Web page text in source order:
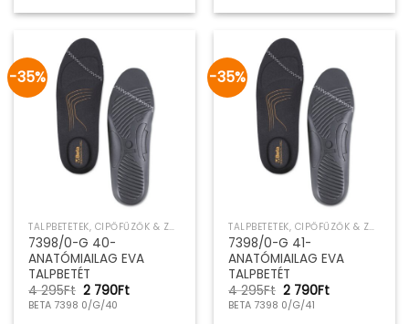
-35%
TALPBETÉTEK, CIPŐFŰZŐK & ZOKNIK
7398/0-G 40-
ANATÓMIAILAG EVA
TALPBETÉT
4 295Ft Original
price
was:
2 790FtCurrent
BETA 7398 0/G/40
-35%
TALPBETÉTEK, CIPŐFŰZŐK & ZOKNIK
7398/0-G 41-
ANATÓMIAILAG EVA
TALPBETÉT
4 295Ft Original
price
was:
2 790FtCurrent
BETA 7398 0/G/41